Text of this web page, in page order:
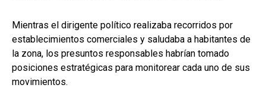
Mientras el dirigente político realizaba recorridos por
establecimientos comerciales y saludaba a habitantes de
la zona, los presuntos responsables habrían tomado
posiciones estratégicas para monitorear cada uno de sus
movimientos.